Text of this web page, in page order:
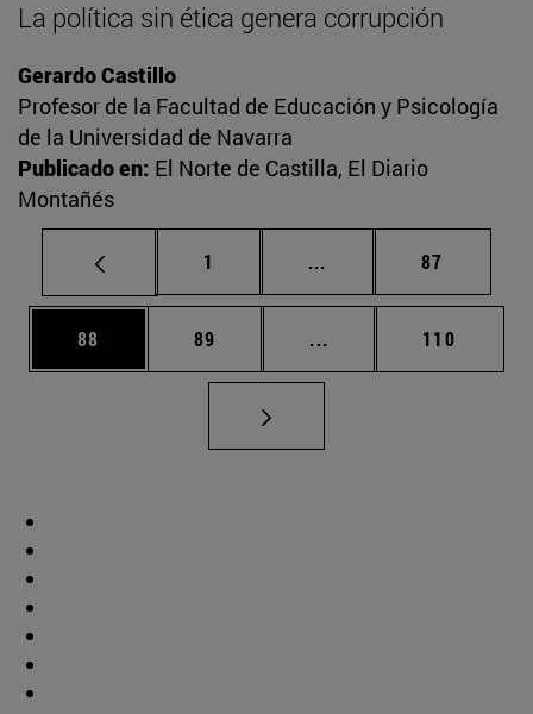
La política sin ética genera corrupción
Gerardo Castillo
Profesor de la Facultad de Educación y Psicología
de la Universidad de Navarra
Publicado en: El Norte de Castilla, El Diario
Montañés
Página
1 ... Páginas intermedias
Página
87
Página
88 Página
89 ... Páginas intermedias
Página
110